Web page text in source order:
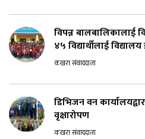
विपन्न बालबालिकालाई
४५ विद्यार्थीलाई
कखरा संवाददाता
डिभिजन वन
वृक्षारोपण
कखरा संवाददाता